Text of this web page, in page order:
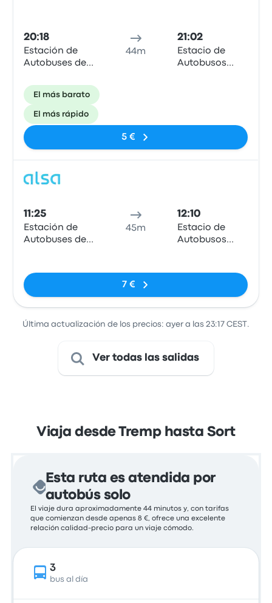
20:18
Estación de
Autobuses de
44m
21:02
Estacio de
Autobusos
El más barato
El más rápido
5 €
11:25
Estación de
Autobuses de
45m
12:10
Estacio de
Autobusos
7 €
Última actualización de los precios: ayer a las 23:17 CEST.
Ver todas las salidas
Viaja desde Tremp hasta Sort
Esta ruta es atendida por
autobús solo
El viaje dura aproximadamente 44 minutos y, con tarifas
que comienzan desde apenas 8 €, ofrece una excelente
relación calidad-precio para un viaje cómodo.
3
bus al día